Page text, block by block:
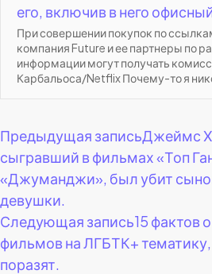
его, включив в него
При совершении покупок по
компания Future и ее партнеры по
информации могут получать
Карбальоса/Netflix Почему-то я
Навигация
по
записям
Предыдущая записьДжеймс
сыгравший в фильмах «Топ
«Джуманджи», был убит
девушки.
Следующая запись15 фактов
фильмов на ЛГБТК+
поразят.